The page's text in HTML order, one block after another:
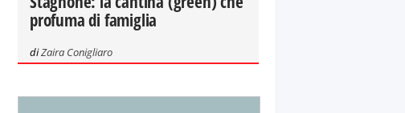
profuma di famiglia
diZaira Conigliaro